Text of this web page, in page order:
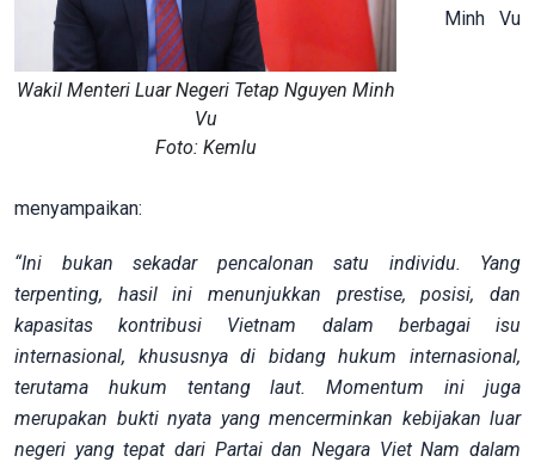
Wakil Menteri Luar Negeri Tetap Nguyen Minh
Vu
Foto: Kemlu
Minh Vu
menyampaikan:
“Ini bukan sekadar pencalonan satu individu. Yang
terpenting, hasil ini menunjukkan prestise, posisi, dan
kapasitas kontribusi Vietnam dalam berbagai isu
internasional, khususnya di bidang hukum internasional,
terutama hukum tentang laut. Momentum ini juga
merupakan bukti nyata yang mencerminkan kebijakan luar
negeri yang tepat dari Partai dan Negara Viet Nam dalam